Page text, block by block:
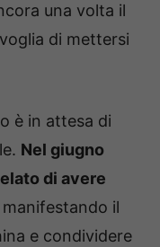
una volta il
di mettersi
è in attesa di
Nel giugno
di avere
manifestando il
e condividere